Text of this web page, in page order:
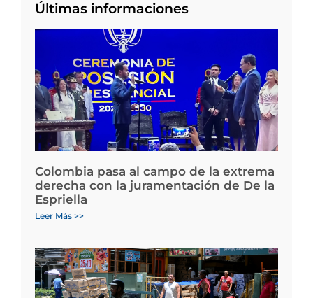
Últimas informaciones
Colombia pasa al campo de la extrema
derecha con la juramentación de De la
Espriella
Leer Más >>